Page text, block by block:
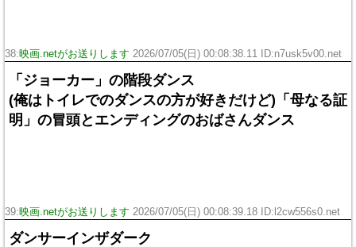
38:映画.netがお送りします 2026/07/05(日) 00:08:38.11 ID:n7usk5v00.net
「ジョーカー」の階段ダンス
(俺はトイレでのダンスの方が好きだけど)「母なる証
明」の冒頭とエンディングのおばさんダンス
39:映画.netがお送りします 2026/07/05(日) 00:08:39.18 ID:l2cw556s0.net
ダンサーインザダーク